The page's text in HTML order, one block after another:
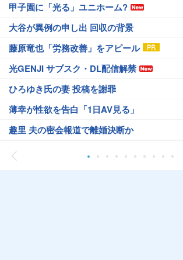
甲子園に「光る」ユニホーム?
大谷が異例の申し出 回収の背景
藤原竜也「労務改善」をアピール
光GENJI サブスク・DL配信解禁
ひろゆき氏の妻 投稿を謝罪
薄幸が性欲を告白「1日AV見る」
趣里 夫の密会報道で離婚決断か